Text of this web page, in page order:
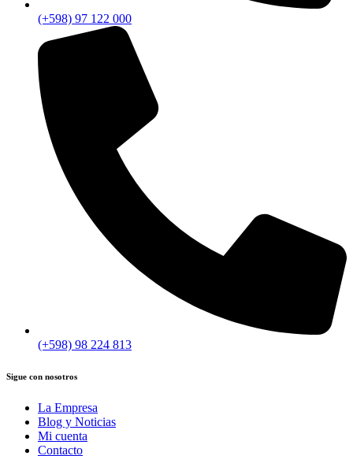
(+598) 97 122 000
(+598) 98 224 813
Sigue con nosotros
La Empresa
Blog y Noticias
Mi cuenta
Contacto